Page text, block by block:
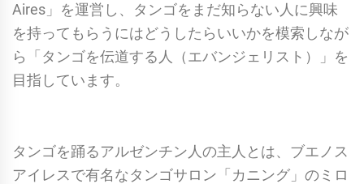
Aires」を運営し、タンゴをまだ知らない人に興味
を持ってもらうにはどうしたらいいかを模索しなが
ら「タンゴを伝道する人（エバンジェリスト）」を
目指しています。
タンゴを踊るアルゼンチン人の主人とは、ブエノス
アイレスで有名なタンゴサロン「カニング」のミロ